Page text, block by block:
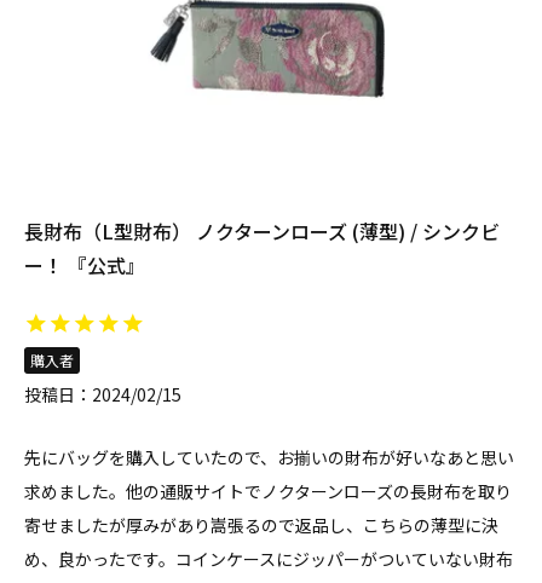
長財布（L型財布） ノクターンローズ (薄型) / シンクビ
ー！ 『公式』
購入者
投稿日 2024/02/15
先にバッグを購入していたので、お揃いの財布が好いなあと思い
求めました。他の通販サイトでノクターンローズの長財布を取り
寄せましたが厚みがあり嵩張るので返品し、こちらの薄型に決
め、良かったです。コインケースにジッパーがついていない財布